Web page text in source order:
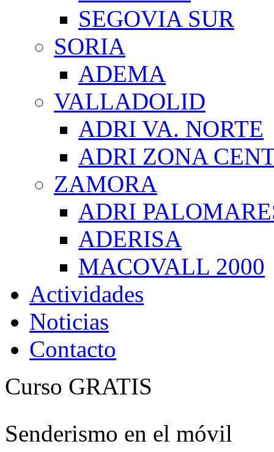
SEGOVIA SUR
SORIA
ADEMA
VALLADOLID
ADRI VA. NORTE
ADRI ZONA
ZAMORA
ADRI
ADERISA
MACOVALL 2000
Actividades
Noticias
Contacto
Curso GRATIS
Senderismo en el móvil